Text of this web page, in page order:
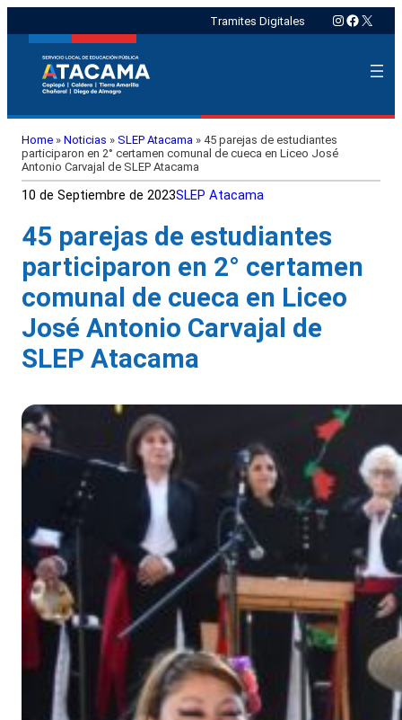
Tramites Digitales Instagram
X
Home » Noticias » SLEP Atacama » 45 parejas de estudiantes
participaron en 2° certamen comunal de cueca en Liceo José
Antonio Carvajal de SLEP Atacama
10 de Septiembre de 2023SLEP Atacama
45 parejas de estudiantes
participaron en 2° certamen
comunal de cueca en Liceo
José Antonio Carvajal de
SLEP Atacama